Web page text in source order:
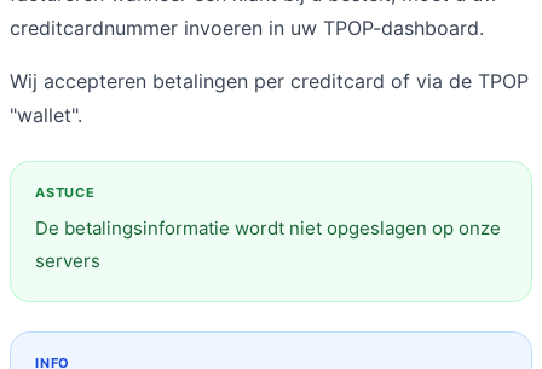
creditcardnummer invoeren in uw TPOP-dashboard.
Wij accepteren betalingen per creditcard of via de TPOP
"wallet".
De betalingsinformatie wordt niet opgeslagen op onze
servers